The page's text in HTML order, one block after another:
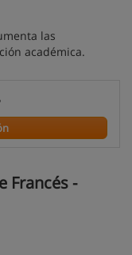
las
académica.
Francés -